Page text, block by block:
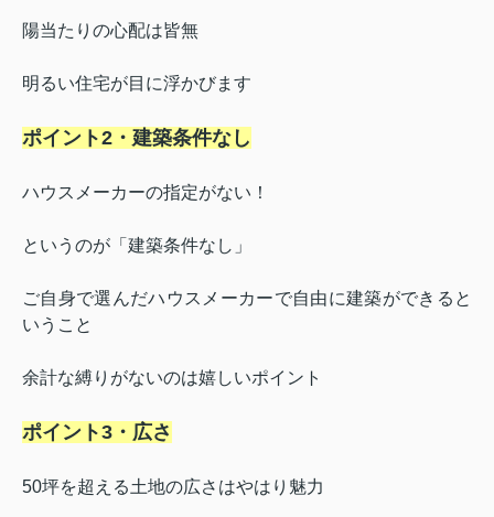
陽当たりの心配は皆無
明るい住宅が目に浮かびます
ポイント2・建築条件なし
ハウスメーカーの指定がない！
というのが「建築条件なし」
ご自身で選んだハウスメーカーで自由に建築ができると
いうこと
余計な縛りがないのは嬉しいポイント
ポイント3・広さ
50坪を超える土地の広さはやはり魅力